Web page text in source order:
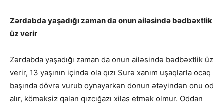
Zərdabda yaşadığı zaman da onun ailəsində bədbəxtlik
üz verir
Zərdabda yaşadığı zaman da onun ailəsində bədbəxtlik üz
verir, 13 yaşının içində ola qızı Surə xanım uşaqlarla ocaq
başında dövrə vurub oynayarkən donun ətəyindən onu od
alır, köməksiz qalan qızcığazı xilas etmək olmur. Oddan